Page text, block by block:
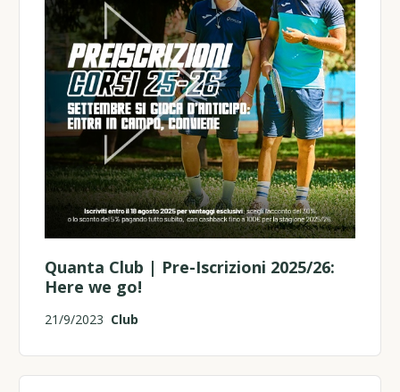
Quanta Club | Pre-Iscrizioni 2025/26:
Here we go!
21/9/2023 Club